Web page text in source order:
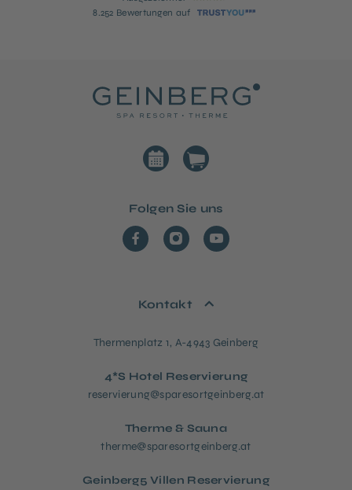
8.252 Bewertungen auf
Folgen Sie uns
Kontakt
Thermenplatz 1, A-4943 Geinberg
4*S Hotel Reservierung
reservierung@sparesortgeinberg.at
Therme & Sauna
therme@sparesortgeinberg.at
Geinberg5 Villen Reservierung